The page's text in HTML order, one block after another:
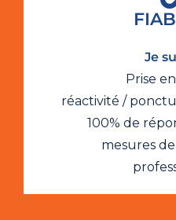
Je
Prise
réactivité /
100% de
mesures